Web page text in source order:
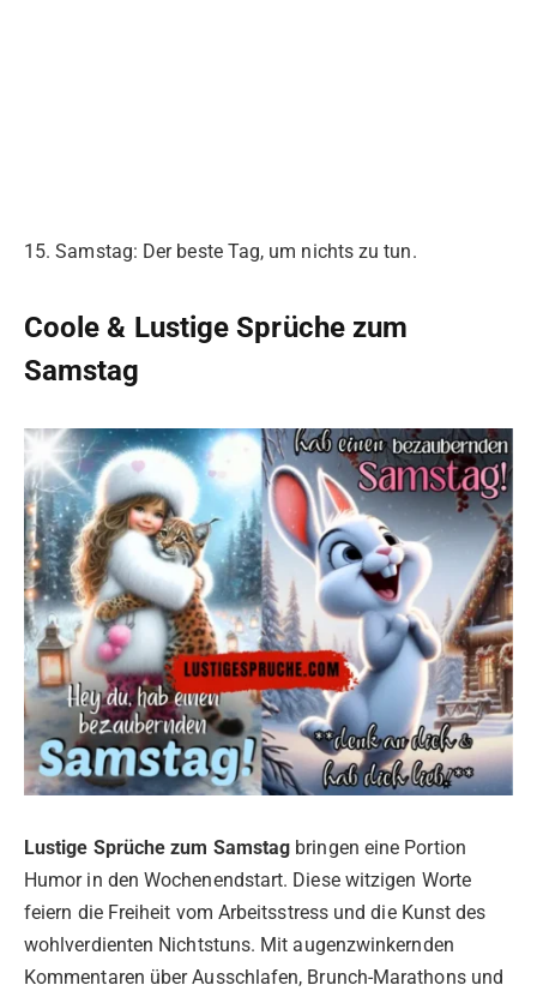
15. Samstag: Der beste Tag, um nichts zu tun.
Coole & Lustige Sprüche zum
Samstag
Lustige Sprüche zum Samstag bringen eine Portion
Humor in den Wochenendstart. Diese witzigen Worte
feiern die Freiheit vom Arbeitsstress und die Kunst des
wohlverdienten Nichtstuns. Mit augenzwinkernden
Kommentaren über Ausschlafen, Brunch-Marathons und